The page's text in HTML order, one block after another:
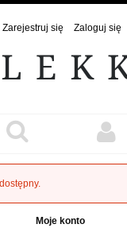
Zarejestruj się Zaloguj się
Moje konto